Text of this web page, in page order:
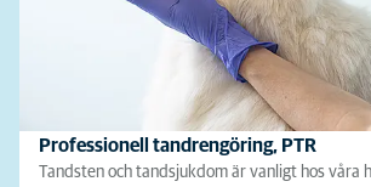
Professionell tandrengöring, PTR
Tandsten och tandsjukdom är vanligt hos våra